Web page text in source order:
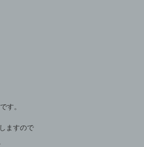
す。
ますので